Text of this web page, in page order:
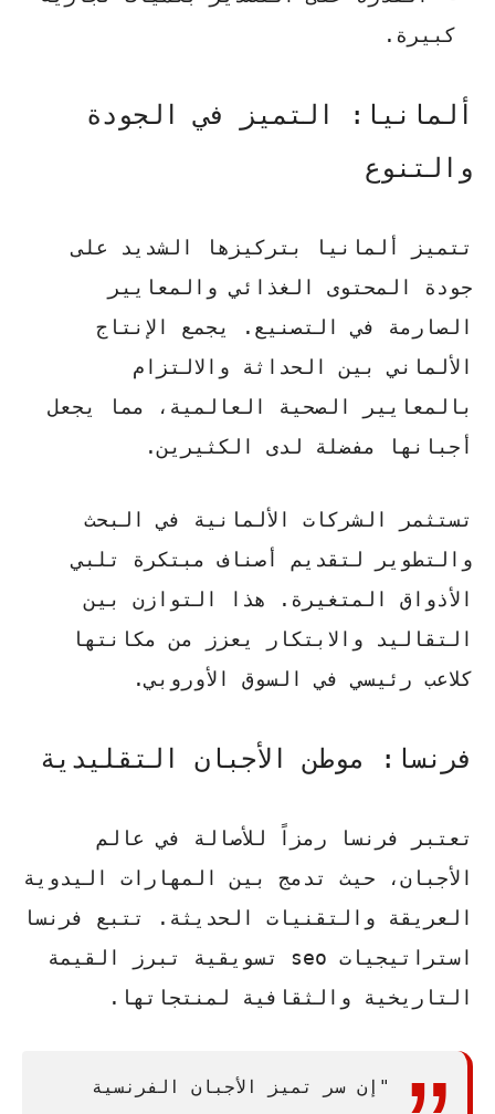
كبيرة.
ألمانيا: التميز في الجودة
والتنوع
تتميز ألمانيا بتركيزها الشديد على
جودة المحتوى الغذائي والمعايير
الصارمة في التصنيع. يجمع الإنتاج
الألماني بين الحداثة والالتزام
بالمعايير الصحية العالمية، مما يجعل
أجبانها مفضلة لدى الكثيرين.
تستثمر الشركات الألمانية في البحث
والتطوير لتقديم أصناف مبتكرة تلبي
الأذواق المتغيرة. هذا التوازن بين
التقاليد والابتكار يعزز من مكانتها
كلاعب رئيسي في السوق الأوروبي.
فرنسا: موطن الأجبان التقليدية
تعتبر فرنسا رمزاً للأصالة في عالم
الأجبان، حيث تدمج بين المهارات اليدوية
العريقة والتقنيات الحديثة. تتبع فرنسا
استراتيجيات seo
تسويقية تبرز القيمة
التاريخية والثقافية لمنتجاتها.
"إن سر تميز الأجبان الفرنسية